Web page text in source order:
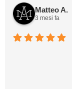
sempre pronti
Matteo A.
3 mesi fa